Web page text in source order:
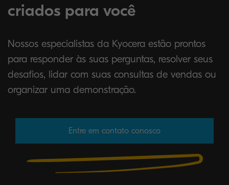
criados para você
Nossos especialistas da Kyocera estão prontos
para responder às suas perguntas, resolver seus
desafios, lidar com suas consultas de vendas ou
organizar uma demonstração.
Entre em contato conosco